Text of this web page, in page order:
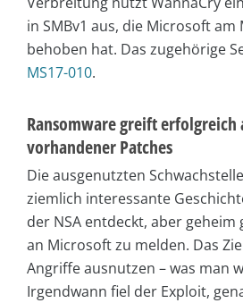
in SMBv1 aus, die Microsoft am
behoben hat. Das zugehörige
MS17-010.
Ransomware greift erfolgreich
vorhandener Patches
Die ausgenutzten
ziemlich interessante
der NSA entdeckt, aber
an Microsoft zu melden. Das
Angriffe ausnutzen – was man
Irgendwann fiel der Exploit,